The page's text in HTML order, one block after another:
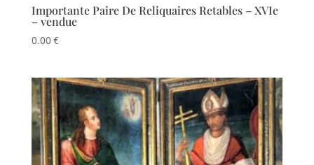
Importante Paire De Reliquaires Retables – XVIe
– vendue
0.00 €